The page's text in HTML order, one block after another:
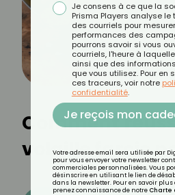
Comment
volaille farcie
Je consens à ce que la
Prisma Players analyse le
des courriels pour
performances des
pourrons savoir si vous
courriels, l'heure à
ainsi que des
que vous utilisez. Pour en
ces traceurs, voir notre
confidentialité.
Je reçois mon
Votre adresse email sera utilisée par
pour vous envoyer votre newsletter
commerciales personnalisées. Vous
désinscrire en utilisant le lien de
dans la newsletter. Pour en savoir plus
prenez connaissance de notre Charte